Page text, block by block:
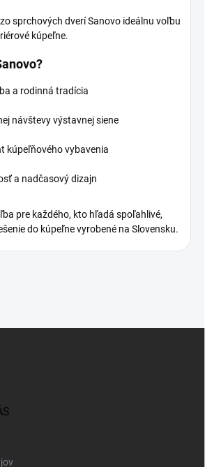
sprchových dverí Sanovo ideálnu voľbu
kúpeľne.
a rodinná tradícia
návštevy výstavnej siene
kúpeľňového vybavenia
a nadčasový dizajn
pre každého, kto hľadá spoľahlivé,
do kúpeľne vyrobené na Slovensku.